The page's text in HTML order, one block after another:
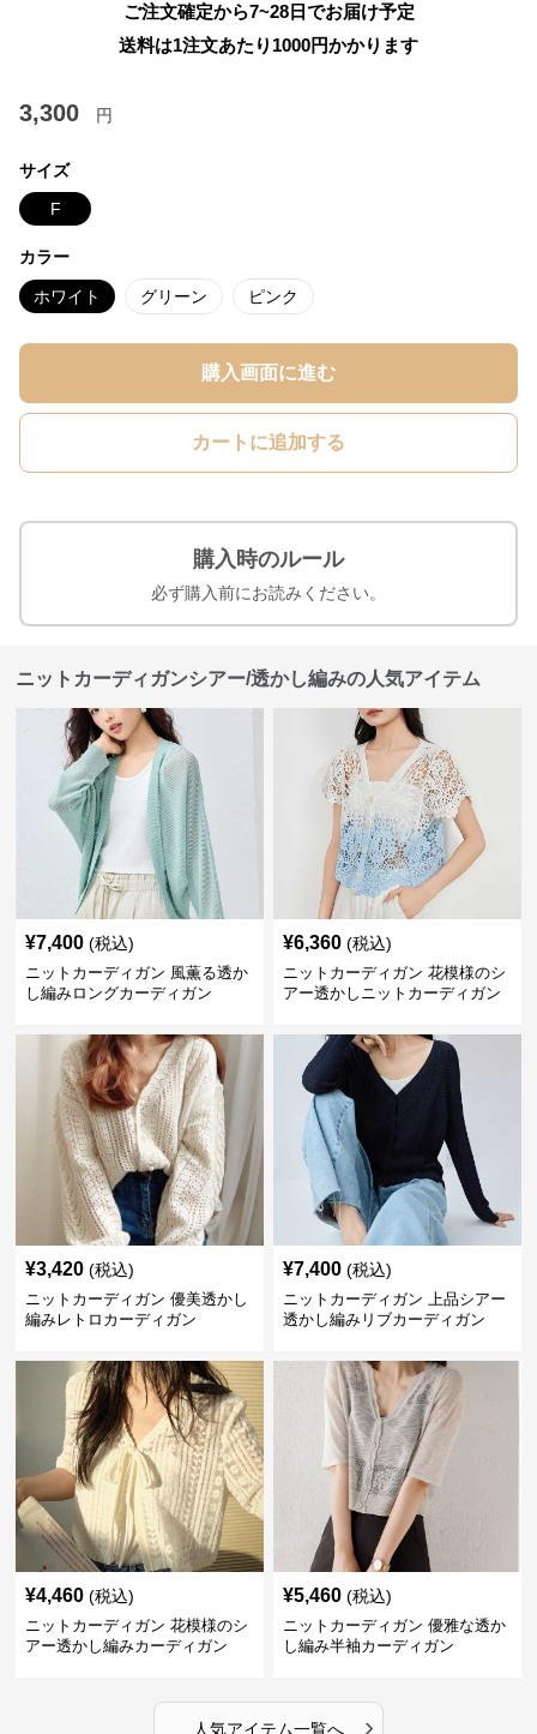
ご注文確定から7~28日でお届け予定
送料は1注文あたり 1000円かかります
3,300 円
サイズ
F
カラー
ホワイト グリーン ピンク
購入画面に進む
カートに追加する
購入時のルール
必ず購入前にお読みください。
ニットカーディガンシアー/透かし編みの人気アイテム
¥7,400 (税込)
ニットカーディガン 風薫る透か
し編みロングカーディガン
¥6,360 (税込)
ニットカーディガン 花模様のシ
アー透かしニットカーディガン
¥3,420 (税込)
ニットカーディガン 優美透かし
編みレトロカーディガン
¥7,400 (税込)
ニットカーディガン 上品シアー
透かし編みリブカーディガン
¥4,460 (税込)
ニットカーディガン 花模様のシ
アー透かし編みカーディガン
¥5,460 (税込)
ニットカーディガン 優雅な透か
し編み半袖カーディガン
人気アイテム一覧へ ›